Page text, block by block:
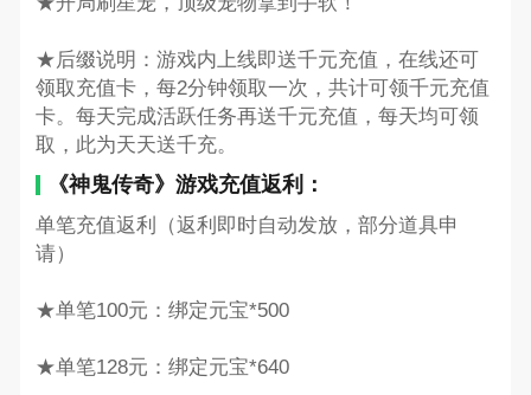
★后缀说明：游戏内上线即送千元充值，在线还可
领取充值卡，每2分钟领取一次，共计可领千元充值
卡。每天完成活跃任务再送千元充值，每天均可领
取，此为天天送千充。
《神鬼传奇》游戏充值返利：
单笔充值返利（返利即时自动发放，部分道具申
请）
★单笔100元：绑定元宝*500
★单笔128元：绑定元宝*640